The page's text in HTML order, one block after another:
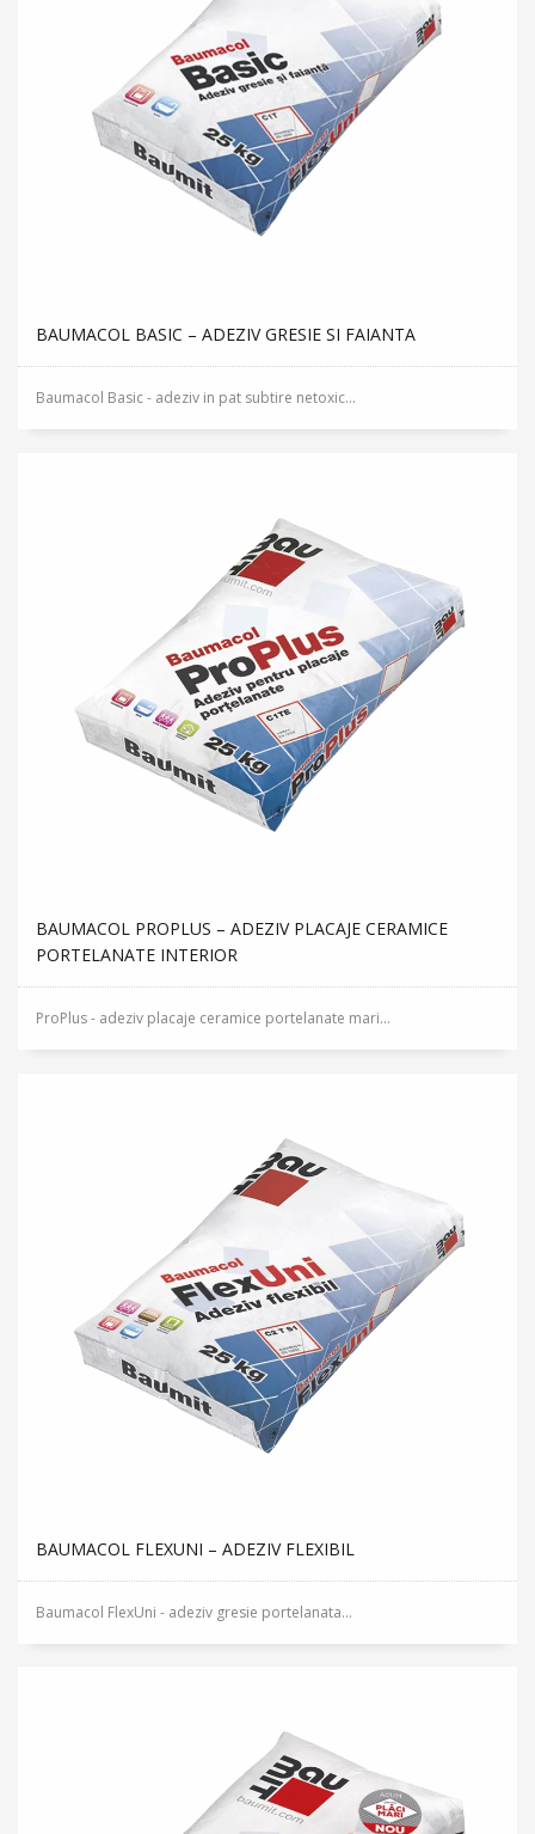
BAUMACOL BASIC – ADEZIV GRESIE SI FAIANTA
Baumacol Basic - adeziv in pat subtire netoxic...
BAUMACOL PROPLUS – ADEZIV PLACAJE CERAMICE
PORTELANATE INTERIOR
ProPlus - adeziv placaje ceramice portelanate mari...
BAUMACOL FLEXUNI – ADEZIV FLEXIBIL
Baumacol FlexUni - adeziv gresie portelanata...